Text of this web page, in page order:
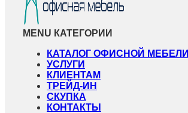
MENU КАТЕГОРИИ
КАТАЛОГ ОФИСНОЙ МЕБЕЛИ
УСЛУГИ
КЛИЕНТАМ
ТРЕЙД-ИН
СКУПКА
КОНТАКТЫ